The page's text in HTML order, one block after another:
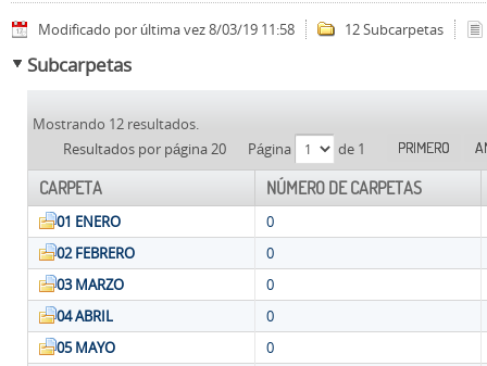
Modificado por última vez 8/03/19 11:58 12 Subcarpetas
Subcarpetas
Mostrando 12 resultados.
Resultados por página 20
Página de 1 PRIMERO
CARPETA NÚMERO DE CARPETAS
01 ENERO
0
02 FEBRERO
0
03 MARZO
0
04 ABRIL
0
05 MAYO
0